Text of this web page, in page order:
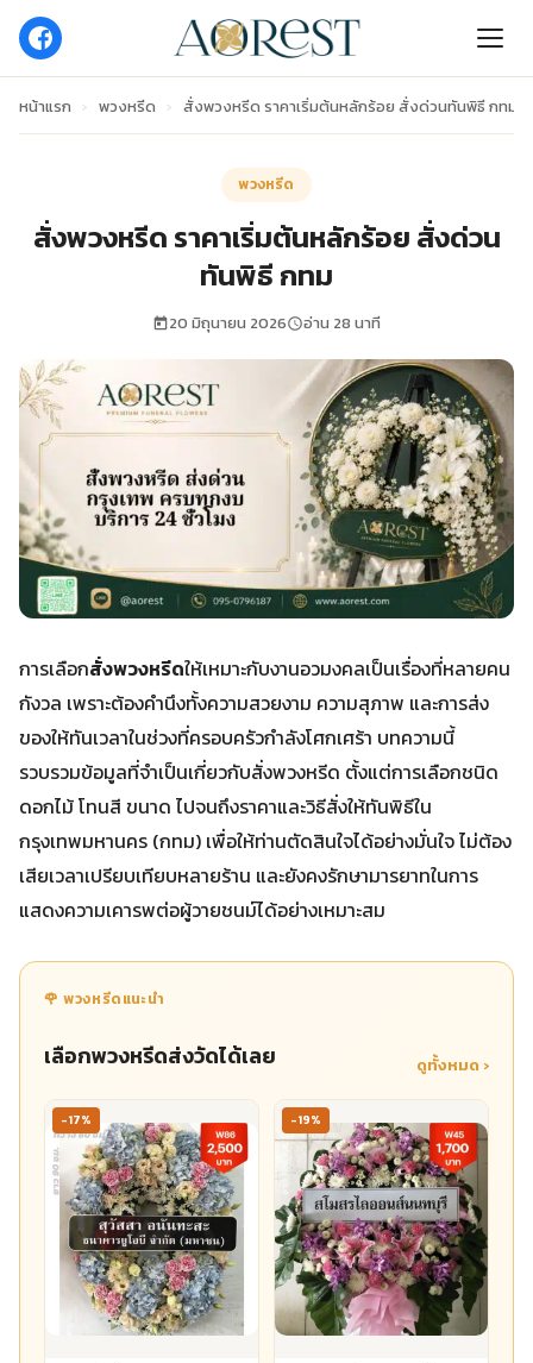
หน้าแรก › พวงหรีด › สั่งพวงหรีด ราคาเริ่มต้นหลักร้อย สั่งด่วนทันพิธี กทม
พวงหรีด
สั่งพวงหรีด ราคาเริ่มต้นหลักร้อย สั่งด่วน
ทันพิธี กทม
20 มิถุนายน 2026 อ่าน 28 นาที
การเลือกสั่งพวงหรีดให้เหมาะกับงานอวมงคลเป็นเรื่องที่หลายคน
กังวล เพราะต้องคำนึงทั้งความสวยงาม ความสุภาพ และการส่ง
ของให้ทันเวลาในช่วงที่ครอบครัวกำลังโศกเศร้า บทความนี้
รวบรวมข้อมูลที่จำเป็นเกี่ยวกับสั่งพวงหรีด ตั้งแต่การเลือกชนิด
ดอกไม้ โทนสี ขนาด ไปจนถึงราคาและวิธีสั่งให้ทันพิธีใน
กรุงเทพมหานคร (กทม) เพื่อให้ท่านตัดสินใจได้อย่างมั่นใจ ไม่ต้อง
เสียเวลาเปรียบเทียบหลายร้าน และยังคงรักษามารยาทในการ
แสดงความเคารพต่อผู้วายชนม์ได้อย่างเหมาะสม
🌹 พวงหรีดแนะนำ
เลือกพวงหรีดส่งวัดได้เลย ดูทั้งหมด ›
-17% -19%